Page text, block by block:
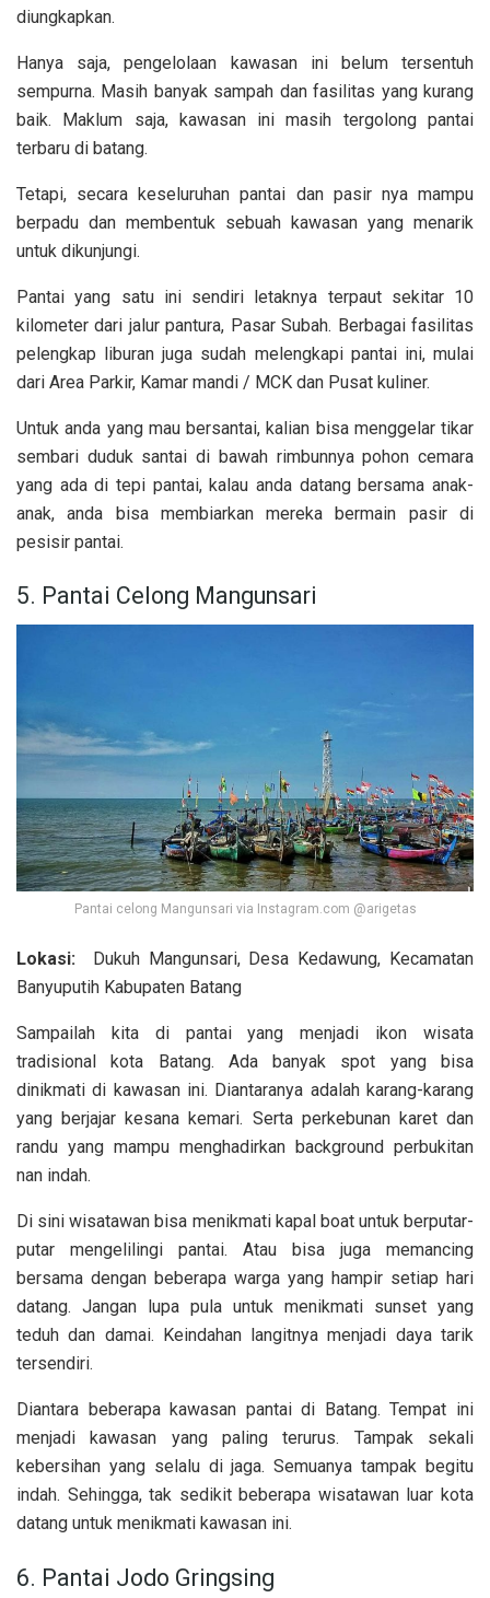
diungkapkan.
Hanya saja, pengelolaan kawasan ini belum tersentuh
sempurna. Masih banyak sampah dan fasilitas yang kurang
baik. Maklum saja, kawasan ini masih tergolong pantai
terbaru di batang.
Tetapi, secara keseluruhan pantai dan pasir nya mampu
berpadu dan membentuk sebuah kawasan yang menarik
untuk dikunjungi.
Pantai yang satu ini sendiri letaknya terpaut sekitar 10
kilometer dari jalur pantura, Pasar Subah. Berbagai fasilitas
pelengkap liburan juga sudah melengkapi pantai ini, mulai
dari Area Parkir, Kamar mandi / MCK dan Pusat kuliner.
Untuk anda yang mau bersantai, kalian bisa menggelar tikar
sembari duduk santai di bawah rimbunnya pohon cemara
yang ada di tepi pantai, kalau anda datang bersama anak-
anak, anda bisa membiarkan mereka bermain pasir di
pesisir pantai.
5. Pantai Celong Mangunsari
Pantai celong Mangunsari via Instagram.com @arigetas
Lokasi:
Dukuh Mangunsari, Desa Kedawung, Kecamatan
Banyuputih Kabupaten Batang
Sampailah kita di pantai yang menjadi ikon wisata
tradisional kota Batang. Ada banyak spot yang bisa
dinikmati di kawasan ini. Diantaranya adalah karang-karang
yang berjajar kesana kemari. Serta perkebunan karet dan
randu yang mampu menghadirkan background perbukitan
nan indah.
Di sini wisatawan bisa menikmati kapal boat untuk berputar-
putar mengelilingi pantai. Atau bisa juga memancing
bersama dengan beberapa warga yang hampir setiap hari
datang. Jangan lupa pula untuk menikmati sunset yang
teduh dan damai. Keindahan langitnya menjadi daya tarik
tersendiri.
Diantara beberapa kawasan pantai di Batang. Tempat ini
menjadi kawasan yang paling terurus. Tampak sekali
kebersihan yang selalu di jaga. Semuanya tampak begitu
indah. Sehingga, tak sedikit beberapa wisatawan luar kota
datang untuk menikmati kawasan ini.
6. Pantai Jodo Gringsing